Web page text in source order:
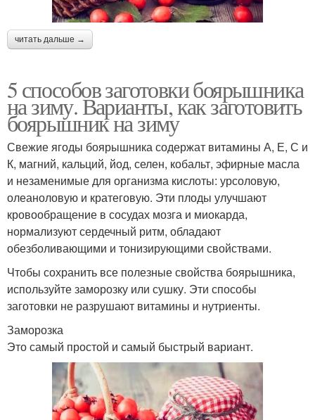
читать дальше →
5 способов заготовки боярышника
на зиму. Варианты, как заготовить
боярышник на зиму
Свежие ягоды боярышника содержат витамины А, Е, С и
К, магний, кальций, йод, селен, кобальт, эфирные масла
и незаменимые для организма кислоты: урсоловую,
олеаноловую и кратеговую. Эти плоды улучшают
кровообращение в сосудах мозга и миокарда,
нормализуют сердечный ритм, обладают
обезболивающими и тонизирующими свойствами.
Чтобы сохранить все полезные свойства боярышника,
используйте заморозку или сушку. Эти способы
заготовки не разрушают витамины и нутриенты.
Заморозка
Это самый простой и самый быстрый вариант.